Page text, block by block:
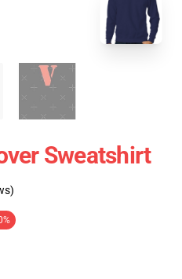
Sweatshirt